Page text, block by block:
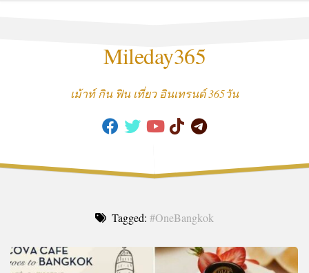
Mileday365
เม้าท์ กิน ฟิน เที่ยว อินเทรนด์ 365วัน
Tagged: #OneBangkok